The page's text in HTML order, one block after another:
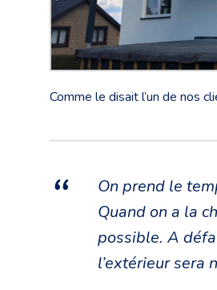
Comme le disait l’un de nos
On prend le
Quand on a la
possible. A
l’extérieur sera